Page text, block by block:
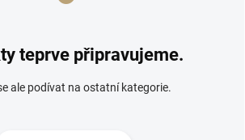
teprve připravujeme.
ale podívat na ostatní kategorie.